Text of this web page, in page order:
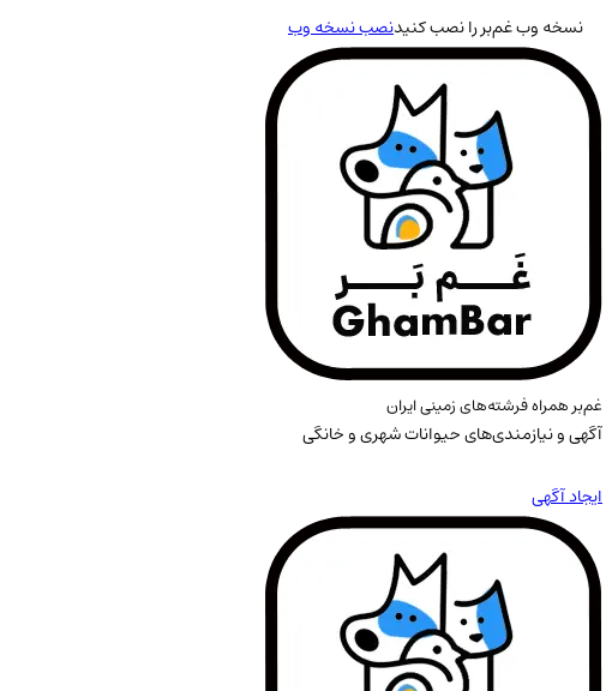
نسخه وب غم‌بر را نصب کنیدنصب نسخه وب
غم‌بر همراه فرشته‌های زمینی ایران
آگهی و نیازمندی‌های حیوانات شهری و خانگی
ایجاد آگهی